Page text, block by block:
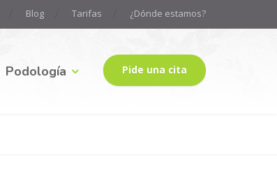
Blog Tarifas ¿Dónde estamos?
Podología Pide una cita